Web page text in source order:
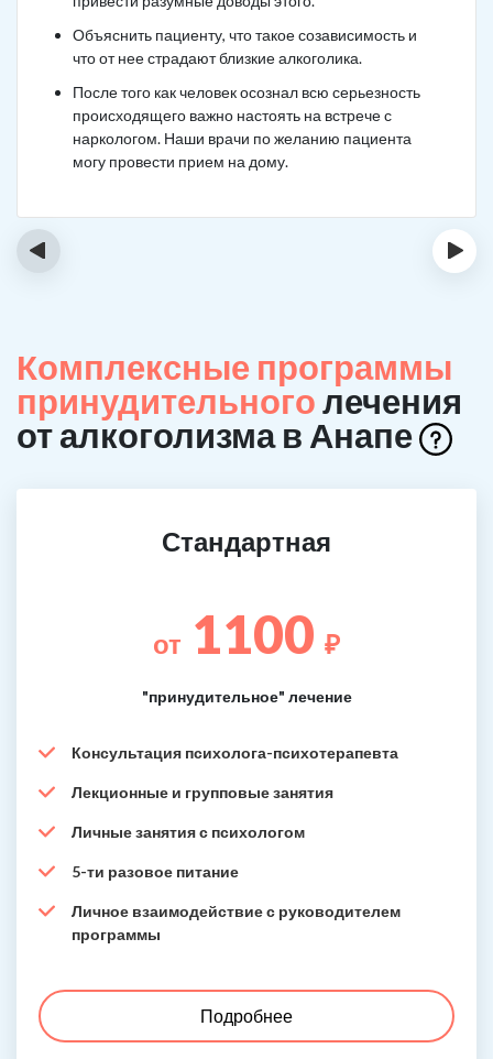
Объяснить пациенту, что такое созависимость и
что от нее страдают близкие алкоголика.
После того как человек осознал всю серьезность
происходящего важно настоять на встрече с
наркологом. Наши врачи по желанию пациента
могу провести прием на дому.
‹ ›
Комплексные программы
принудительноголечения
от алкоголизма в Анапе
Стандартная
от 1100 ₽
"принудительное" лечение
Консультация психолога-психотерапевта
Лекционные и групповые занятия
Личные занятия с психологом
5-ти разовое питание
Личное взаимодействие с руководителем
программы
Подробнее